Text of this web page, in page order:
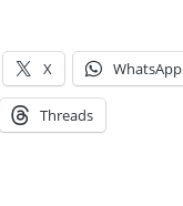
X WhatsApp
Threads